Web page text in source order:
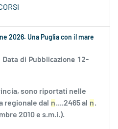
2026. Una Puglia con il mare
Data di Pubblicazione 12-
sono riportati nelle
regionale dal n....2465 al n.
2010 e s.m.i.).